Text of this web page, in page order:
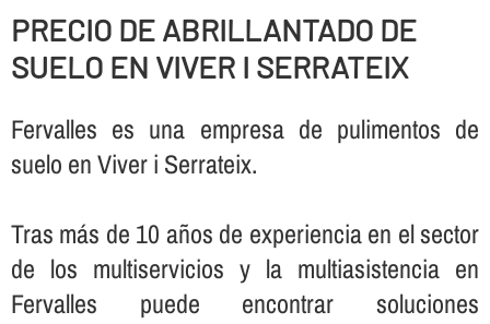
PRECIO DE ABRILLANTADO DE
SUELO EN VIVER I SERRATEIX
Fervalles es una empresa de pulimentos de
suelo en Viver i Serrateix.
Tras más de 10 años de experiencia en el sector
de los multiservicios y la multiasistencia en
Fervalles puede encontrar soluciones